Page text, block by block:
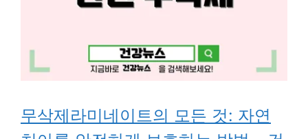
무삭제라미네이트의 모든 것: 자연